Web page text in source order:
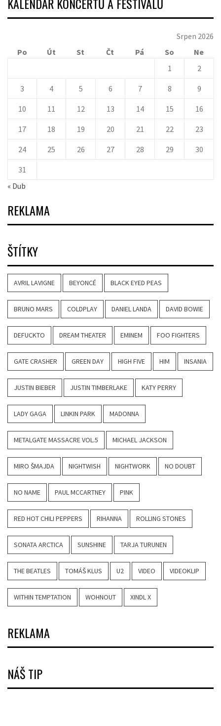
Srpen 2026
Po
Út St Čt Pá So
Ne
1
2
3 4 5 6 7 8 9
10 11 12 13 14 15 16
17 18 19 20 21 22 23
24 25 26 27 28 29 30
31
« Dub
REKLAMA
ŠTÍTKY
AVRIL LAVIGNE BEYONCÉ BLACK EYED PEAS
BRUNO MARS COLDPLAY DANIEL LANDA DAVID BOWIE
DEFUCKTO DREAM THEATER EMINEM FOO FIGHTERS
GATE CRASHER GREEN DAY HIGH FIVE HIM INSANIA
JUSTIN BIEBER JUSTIN TIMBERLAKE KATY PERRY
LADY GAGA LINKIN PARK MADONNA
METALGATE MASSACRE VOL.5 MICHAEL JACKSON
MIRO ŠMAJDA NIGHTWISH NIGHTWORK NO DOUBT
NO NAME PAUL MCCARTNEY PINK
RED HOT CHILI PEPPERS RIHANNA ROLLING STONES
SONATA ARCTICA SUNSHINE TARJA TURUNEN
THE BEATLES TOMÁŠ KLUS U2 VIDEO VIDEOKLIP
WITHIN TEMPTATION WOHNOUT XINDL X
REKLAMA
NÁŠ TIP